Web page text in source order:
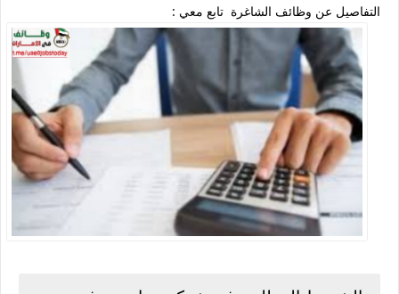
التفاصيل عن وظائف الشاغرة تابع معي :